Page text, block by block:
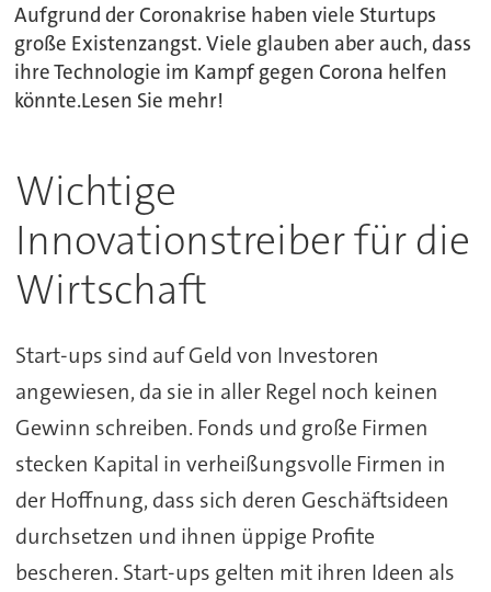
Aufgrund der Coronakrise haben viele Sturtups
große Existenzangst. Viele glauben aber auch, dass
ihre Technologie im Kampf gegen Corona helfen
könnte.Lesen Sie mehr!
Wichtige
Innovationstreiber für die
Wirtschaft
Start-ups sind auf Geld von Investoren
angewiesen, da sie in aller Regel noch keinen
Gewinn schreiben. Fonds und große Firmen
stecken Kapital in verheißungsvolle Firmen in
der Hoffnung, dass sich deren Geschäftsideen
durchsetzen und ihnen üppige Profite
bescheren. Start-ups gelten mit ihren Ideen als